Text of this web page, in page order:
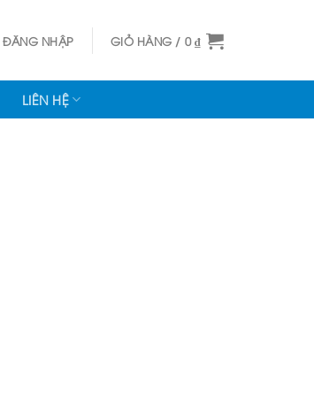
ĐĂNG NHẬP GIỎ HÀNG / 0₫
LIÊN HỆ